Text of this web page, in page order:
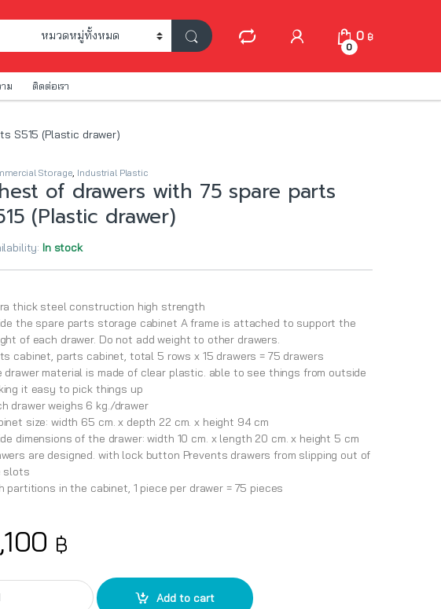
My Account
0
0 ฿
ม ติดต่อเรา
S515 (Plastic drawer)
Storage, Industrial Plastic
of drawers with 75 spare parts
(Plastic drawer)
In stock
thick steel construction high strength
the spare parts storage cabinet A frame is attached to support the
of each drawer. Do not add weight to other drawers.
cabinet, parts cabinet, total 5 rows x 15 drawers = 75 drawers
drawer material is made of clear plastic. able to see things from outside
it easy to pick things up
drawer weighs 6 kg./drawer
size: width 65 cm. x depth 22 cm. x height 94 cm
dimensions of the drawer: width 10 cm. x length 20 cm. x height 5 cm
are designed. with lock button Prevents drawers from slipping out of
slots
partitions in the cabinet, 1 piece per drawer = 75 pieces
฿
of drawers with 75 spare parts S515 (Plastic drawer) quantity
Add to cart